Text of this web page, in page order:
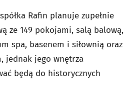
Rafin planuje zupełnie
ze 149 pokojami, salą balową,
spa, basenem i siłownią oraz
jednak jego wnętrza
będą do historycznych